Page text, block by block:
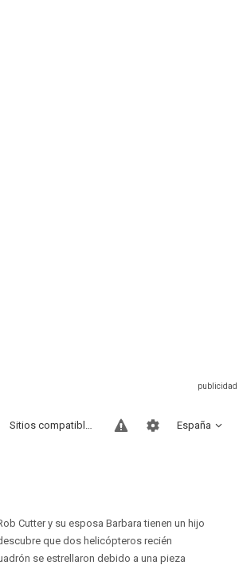
España
Sitios compatibles
Cutter y su esposa Barbara tienen un hijo
que dos helicópteros recién
se estrellaron debido a una pieza